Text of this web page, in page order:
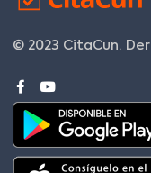
© 2023 CitaCun.